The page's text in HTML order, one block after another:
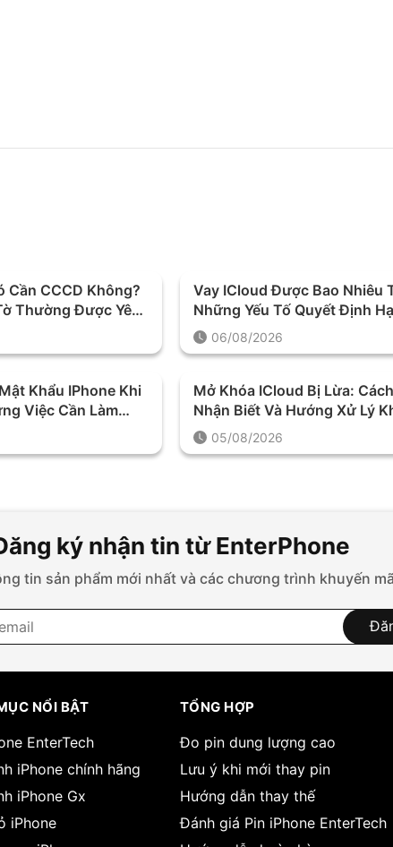
Cần CCCD Không?
Thường Được Yêu
Tục
Vay ICloud Được Bao Nhiêu
Những Yếu Tố Quyết Định
Mức Khoản Vay
06/08/2026
Khẩu IPhone Khi
Việc Cần Làm
Phục
Mở Khóa ICloud Bị Lừa: Cách
Nhận Biết Và Hướng Xử Lý
Tiền05/08/2026
ký nhận tin từ EnterPhone
tin sản phẩm mới nhất và các chương trình khuyến
NỔI BẬT
EnterTech
iPhone chính hãng
iPhone Gx
iPhone
TỔNG HỢP
Đo pin dung lượng cao
Lưu ý khi mới thay pin
Hướng dẫn thay thế
Đánh giá Pin iPhone EnterTech